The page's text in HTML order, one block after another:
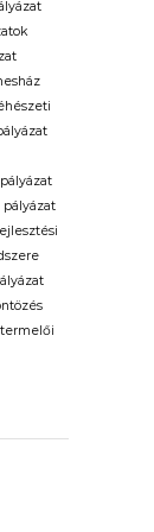
pályázat